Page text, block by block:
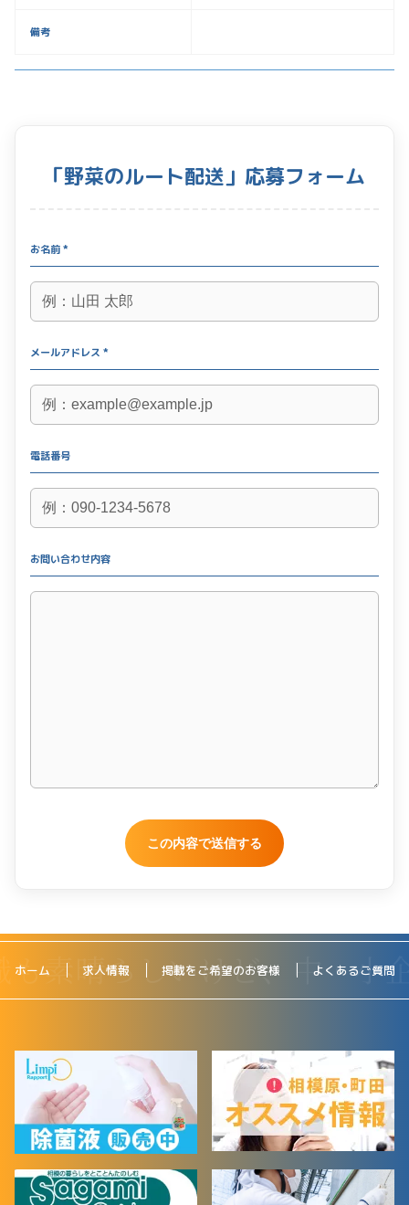
備考
「野菜のルート配送」応募フォーム
お名前 *
メールアドレス *
電話番号
お問い合わせ内容
ホーム 求人情報 掲載をご希望のお客様 よくあるご質問